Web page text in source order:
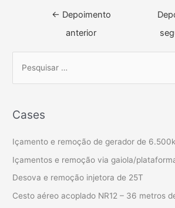
← Depoimento
anterior
Cases
Içamento e remoção de gerador de
Içamentos e remoção via gaiola/
Desova e remoção injetora de 25T
Cesto aéreo acoplado NR12 – 36 metros